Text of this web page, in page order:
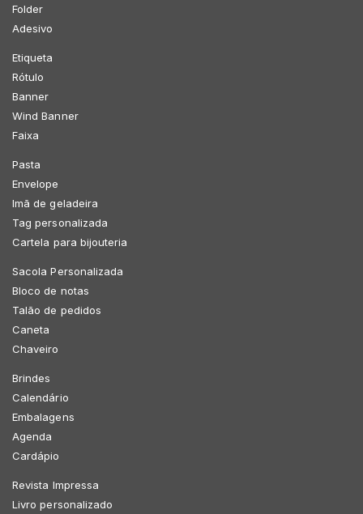
Folder
Adesivo
Etiqueta
Rótulo
Banner
Wind Banner
Faixa
Pasta
Envelope
Imã de geladeira
Tag personalizada
Cartela para bijouteria
Sacola Personalizada
Bloco de notas
Talão de pedidos
Caneta
Chaveiro
Brindes
Calendário
Embalagens
Agenda
Cardápio
Revista Impressa
Livro personalizado